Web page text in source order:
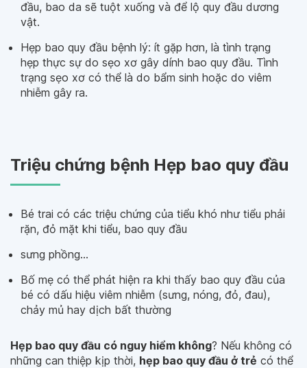
đầu, bao da sẽ tuột xuống và để lộ quy đầu dương
vật.
Hẹp bao quy đầu bệnh lý: ít gặp hơn, là tình trạng
hẹp thực sự do sẹo xơ gây dính bao quy đầu. Tình
trạng sẹo xơ có thể là do bẩm sinh hoặc do viêm
nhiễm gây ra.
Triệu chứng bệnh Hẹp bao quy đầu
Bé trai có các triệu chứng của tiểu khó như tiểu phải
rặn, đỏ mặt khi tiểu, bao quy đầu
sưng phồng...
Bố mẹ có thể phát hiện ra khi thấy bao quy đầu của
bé có dấu hiệu viêm nhiễm (sưng, nóng, đỏ, đau),
chảy mủ hay dịch bất thường
Hẹp bao quy đầu có nguy hiểm không? Nếu không có
những can thiệp kịp thời, hẹp bao quy đầu ở trẻ có thể